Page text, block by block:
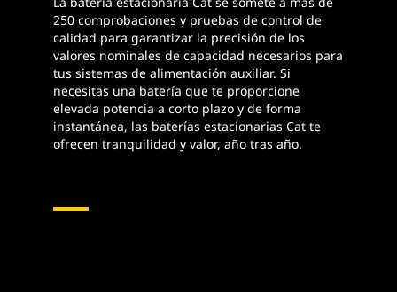
250 comprobaciones y pruebas de control de
calidad para garantizar la precisión de los
valores nominales de capacidad necesarios para
tus sistemas de alimentación auxiliar. Si
necesitas una batería que te proporcione
elevada potencia a corto plazo y de forma
instantánea, las baterías estacionarias Cat te
ofrecen tranquilidad y valor, año tras año.